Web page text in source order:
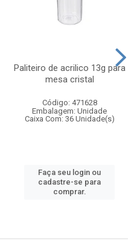
Paliteiro de acrilico 13g para
mesa cristal
Código: 471628
Embalagem: Unidade
Caixa Com: 36 Unidade(s)
Faça seu login ou
cadastre-se para
comprar.